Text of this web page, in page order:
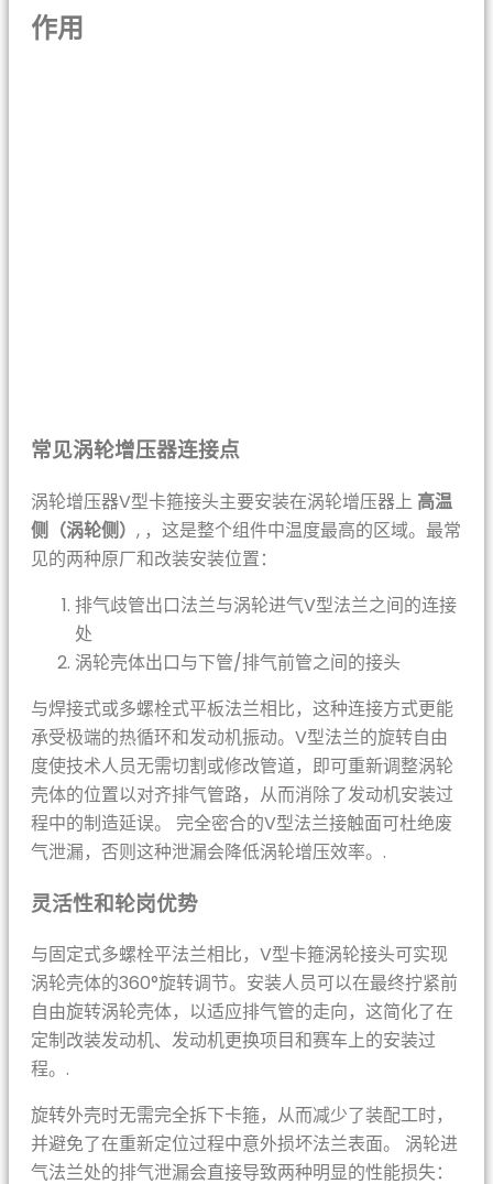
作用
常见涡轮增压器连接点
涡轮增压器V型卡箍接头主要安装在涡轮增压器上 高温
侧（涡轮侧） , ，这是整个组件中温度最高的区域。最常
见的两种原厂和改装安装位置：
排气歧管出口法兰与涡轮进气V型法兰之间的连接
处
涡轮壳体出口与下管/排气前管之间的接头
与焊接式或多螺栓式平板法兰相比，这种连接方式更能
承受极端的热循环和发动机振动。V型法兰的旋转自由
度使技术人员无需切割或修改管道，即可重新调整涡轮
壳体的位置以对齐排气管路，从而消除了发动机安装过
程中的制造延误。 完全密合的V型法兰接触面可杜绝废
气泄漏，否则这种泄漏会降低涡轮增压效率。.
灵活性和轮岗优势
与固定式多螺栓平法兰相比，V型卡箍涡轮接头可实现
涡轮壳体的360°旋转调节。安装人员可以在最终拧紧前
自由旋转涡轮壳体，以适应排气管的走向，这简化了在
定制改装发动机、发动机更换项目和赛车上的安装过
程。.
旋转外壳时无需完全拆下卡箍，从而减少了装配工时，
并避免了在重新定位过程中意外损坏法兰表面。 涡轮进
气法兰处的排气泄漏会直接导致两种明显的性能损失：